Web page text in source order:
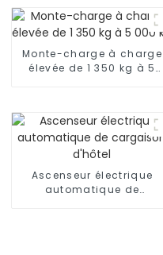
Monte-charge à charge
élevée de 1 350 kg à 5
Ascenseur électrique
automatique de